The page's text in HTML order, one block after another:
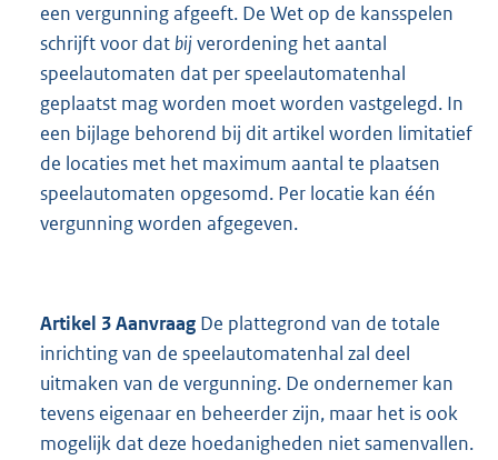
een vergunning afgeeft. De Wet op de kansspelen
schrijft voor datbijverordening het aantal
speelautomaten dat per speelautomatenhal
geplaatst mag worden moet worden vastgelegd. In
een bijlage behorend bij dit artikel worden limitatief
de locaties met het maximum aantal te plaatsen
speelautomaten opgesomd. Per locatie kan één
vergunning worden afgegeven.
Artikel 3 Aanvraag De plattegrond van de totale
inrichting van de speelautomatenhal zal deel
uitmaken van de vergunning. De ondernemer kan
tevens eigenaar en beheerder zijn, maar het is ook
mogelijk dat deze hoedanigheden niet samenvallen.